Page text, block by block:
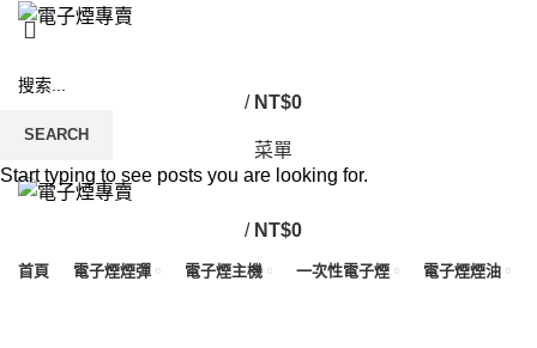
/ NT$0
菜單
/ NT$0
首頁 電子煙煙彈 電子煙主機 一次性電子煙 電子煙煙油
SEARCH
Start typing to see posts you are looking for.